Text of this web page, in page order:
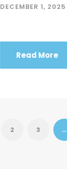
DECEMBER 1, 2025
Read More
2 3 …